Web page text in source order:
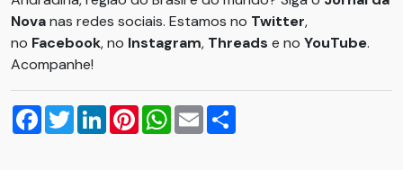
Novanas redes sociais. Estamos no Twitter,
no Facebook, no Instagram, Threads e no YouTube.
Acompanhe!
Facebook
TwitterLinkedInPinterestWhatsApp
Email